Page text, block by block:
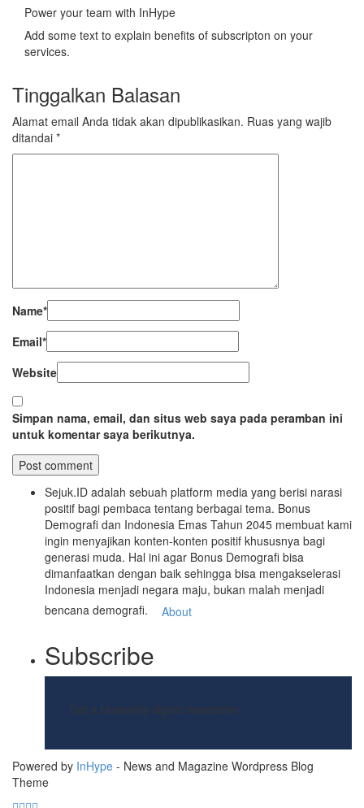
Power your team with InHype
Add some text to explain benefits of subscripton on your
services.
Tinggalkan Balasan
Alamat email Anda tidak akan dipublikasikan. Ruas yang wajib
ditandai *
Name*
Email*
Website
Simpan nama, email, dan situs web saya pada peramban ini
untuk komentar saya berikutnya.
Sejuk.ID adalah sebuah platform media yang berisi narasi
positif bagi pembaca tentang berbagai tema. Bonus
Demografi dan Indonesia Emas Tahun 2045 membuat kami
ingin menyajikan konten-konten positif khususnya bagi
generasi muda. Hal ini agar Bonus Demografi bisa
dimanfaatkan dengan baik sehingga bisa mengakselerasi
Indonesia menjadi negara maju, bukan malah menjadi
bencana demografi.
About
Subscribe
Get a bi-weekly digest newsletter
Powered by InHype - News and Magazine Wordpress Blog
Theme